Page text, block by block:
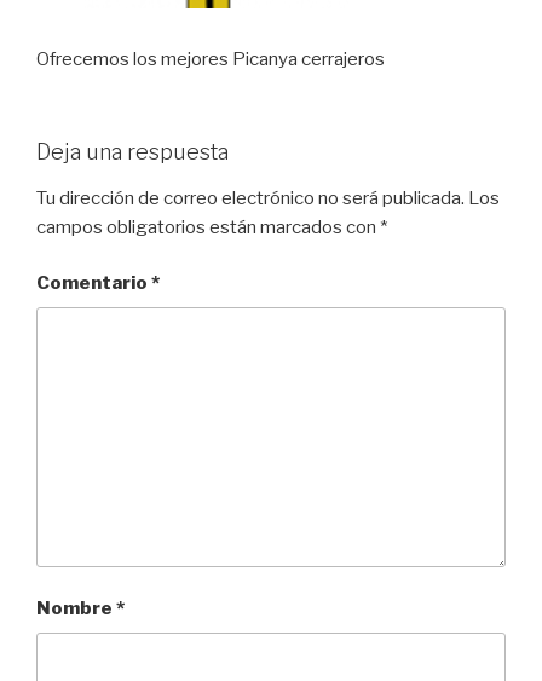
Ofrecemos los mejores Picanya cerrajeros
Deja una respuesta
Tu dirección de correo electrónico no será publicada. Los
campos obligatorios están marcados con *
Comentario *
Nombre *